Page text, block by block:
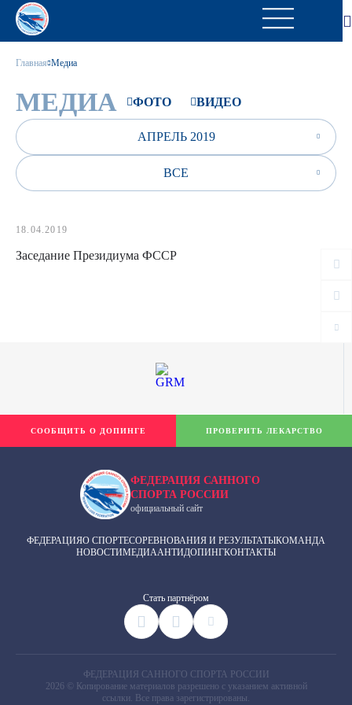
Главная Медиа
МЕДИА ФОТО ВИДЕО
АПРЕЛЬ 2019
ВСЕ
18.04.2019
Заседание Президиума ФССР
ФЕДЕРАЦИЯ САННОГО
СПОРТА РОССИИ
официальный сайт
ФЕДЕРАЦИЯО СПОРТЕСОРЕВНОВАНИЯ И РЕЗУЛЬТАТЫКОМАНДА
НОВОСТИМЕДИААНТИДОПИНГКОНТАКТЫ
Cтать партнёром
СООБЩИТЬ О ДОПИНГЕ ПРОВЕРИТЬ ЛЕКАРСТВО
ФЕДЕРАЦИЯ САННОГО СПОРТА РОССИИ
2026 © Копирование материалов разрешено с указанием активной
ссылки. Все права зарегистрированы.